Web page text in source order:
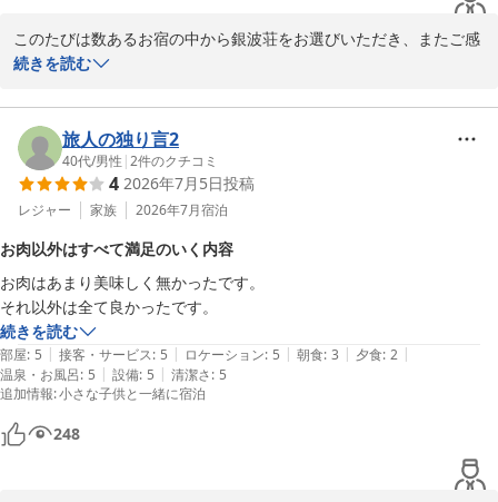
このたびは数あるお宿の中から銀波荘をお選びいただき、またご感
想をお寄せくださいましてありがとうございます。
夏休みのご家族旅行に当館のプランをご利用いただき、塩作り体験
を皆さまで楽しんでいただけたとのこと、何よりでございます。お
風呂やお食事の際にも景色とともにお過ごしいただき、ご満足いた
だけたご様子を拝見し、スタッフ一同うれしく思っております。
いです。スタッフ一同、心よりお待ちしております。
赤穂温泉 絶景露天風呂の宿 銀波荘
2026-08-07
続きを読む
旅人の独り言2
40代/男性 |2件のクチコミ
4 2026年7月5日投稿
レジャー 家族 2026年7月宿泊
お肉以外はすべて満足のいく内容
お肉はあまり美味しく無かったです。
それ以外は全て良かったです。
続きを読む
部屋: 5 | 接客・サービス: 5 | ロケーション: 5 | 朝食: 3 | 夕食: 2 |
温泉・お風呂: 5 | 設備: 5 | 清潔さ: 5
追加情報:小さな子供と一緒に宿泊
248